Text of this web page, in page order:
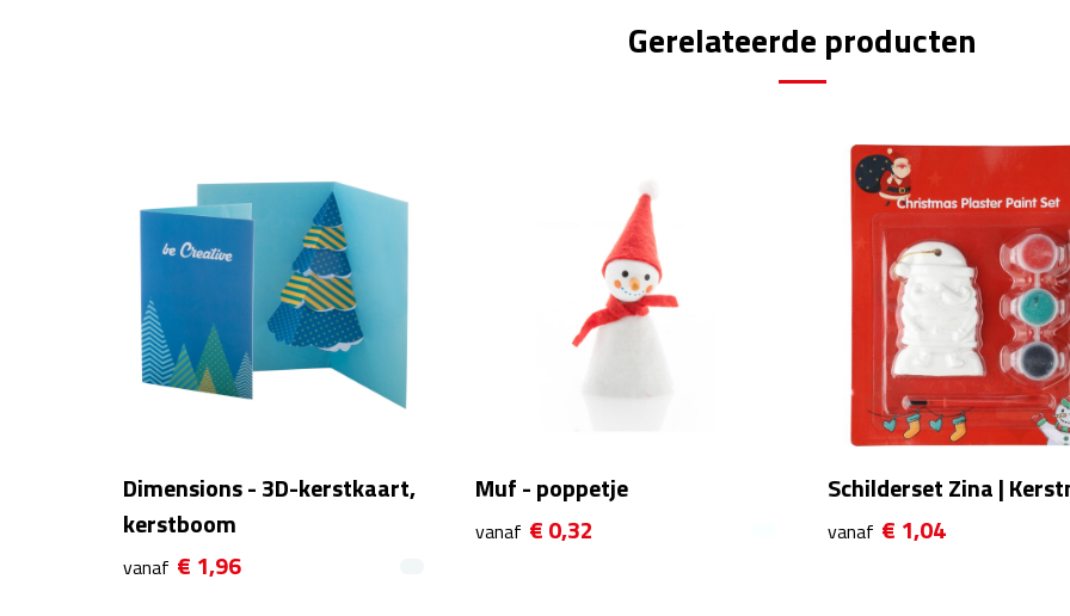
Gerelateerde producten
Dimensions - 3D-kerstkaart,
kerstboom
vanaf € 1,96
Muf - poppetje
vanaf € 0,32
Schilderset Zina |
vanaf € 1,04